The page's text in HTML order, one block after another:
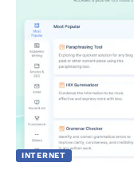
INTERNET